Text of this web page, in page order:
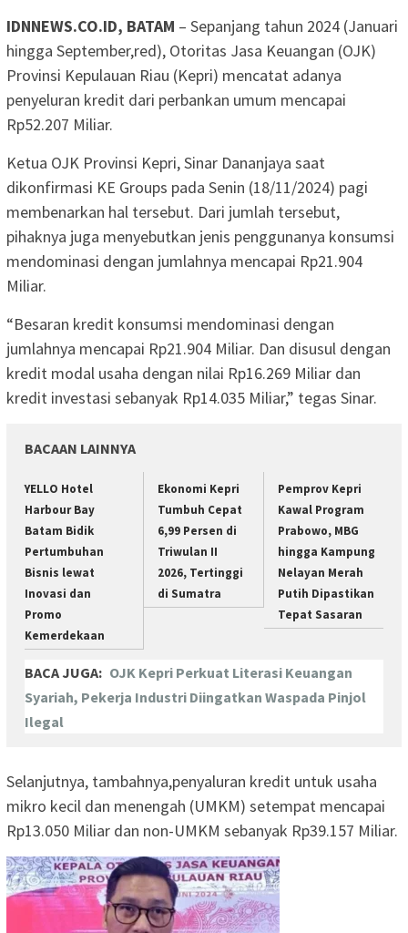
IDNNEWS.CO.ID, BATAM – Sepanjang tahun 2024 (Januari
hingga September,red), Otoritas Jasa Keuangan (OJK)
Provinsi Kepulauan Riau (Kepri) mencatat adanya
penyeluran kredit dari perbankan umum mencapai
Rp52.207 Miliar.
Ketua OJK Provinsi Kepri, Sinar Dananjaya saat
dikonfirmasi KE Groups pada Senin (18/11/2024) pagi
membenarkan hal tersebut. Dari jumlah tersebut,
pihaknya juga menyebutkan jenis penggunanya konsumsi
mendominasi dengan jumlahnya mencapai Rp21.904
Miliar.
“Besaran kredit konsumsi mendominasi dengan
jumlahnya mencapai Rp21.904 Miliar. Dan disusul dengan
kredit modal usaha dengan nilai Rp16.269 Miliar dan
kredit investasi sebanyak Rp14.035 Miliar,” tegas Sinar.
BACAAN LAINNYA
YELLO Hotel
Harbour Bay
Batam Bidik
Pertumbuhan
Bisnis lewat
Inovasi dan
Promo
Kemerdekaan
Ekonomi Kepri
Tumbuh Cepat
6,99 Persen di
Triwulan II
2026, Tertinggi
di Sumatra
Pemprov Kepri
Kawal Program
Prabowo, MBG
hingga Kampung
Nelayan Merah
Putih Dipastikan
Tepat Sasaran
BACA JUGA: OJK Kepri Perkuat Literasi Keuangan
Syariah, Pekerja Industri Diingatkan Waspada Pinjol
Ilegal
Selanjutnya, tambahnya,penyaluran kredit untuk usaha
mikro kecil dan menengah (UMKM) setempat mencapai
Rp13.050 Miliar dan non-UMKM sebanyak Rp39.157 Miliar.